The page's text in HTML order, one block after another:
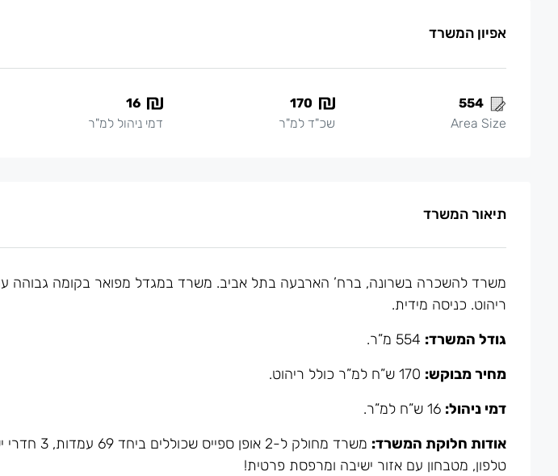
אפיון המשרד
554
Area Size
170
שכ"ד למ"ר
16
דמי ניהול למ"ר
תיאור המשרד
משרד להשכרה בשרונה, ברח’ הארבעה בתל אביב. משרד במגדל מפואר בקומה גבוהה עם
ריהוט. כניסה מידית.
גודל המשרד:
מחיר מבוקש:
דמי ניהול:
אודות חלוקת המשרד:
משרד מחולק ל-
טלפון, מטבחון עם אזור ישיבה ומרפסת פרטית!